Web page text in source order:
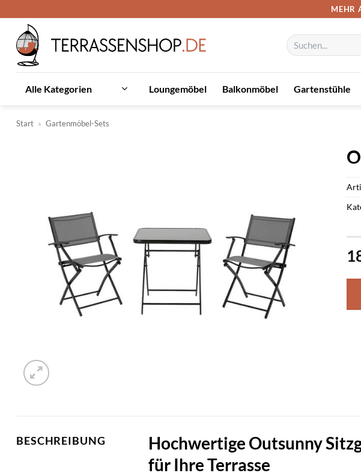
Inhalt
springen
MEHR
Suchen
nach:
Alle Kategorien Loungemöbel Balkonmöbel Gartenstühle
Start » Gartenmöbel-Sets
BESCHREIBUNG
Hochwertige Outsunny
für Ihre Terrasse